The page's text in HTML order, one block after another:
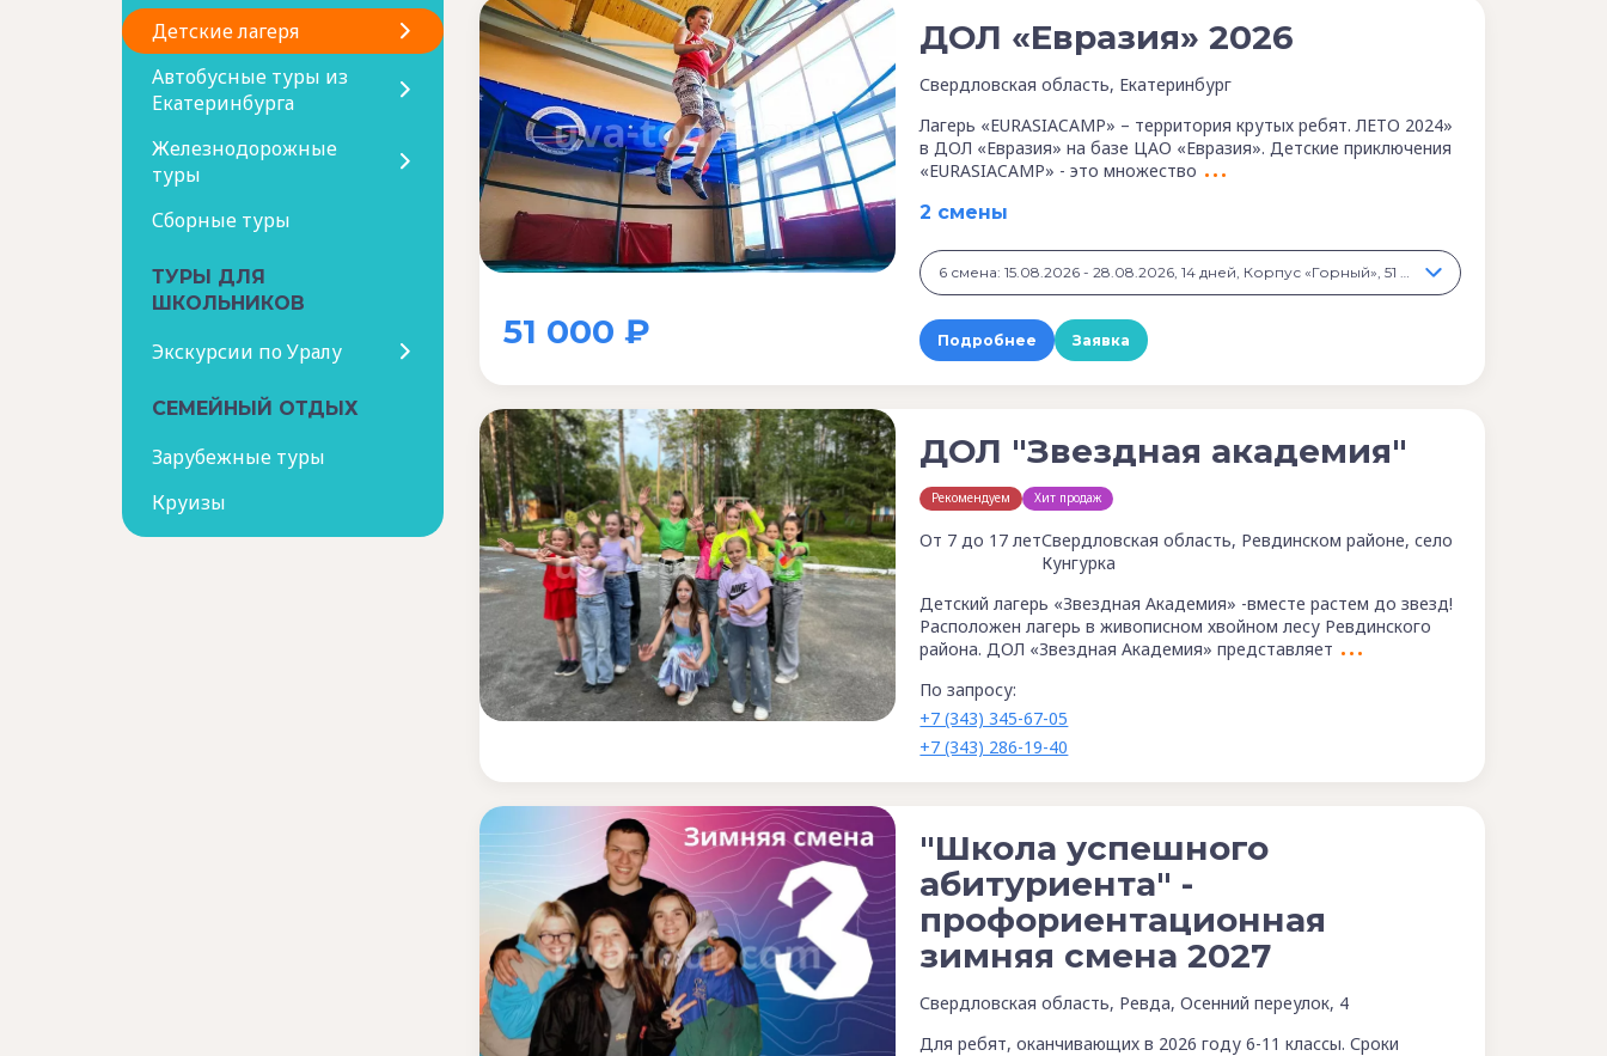
Детские лагеря
Автобусные туры из
Екатеринбурга
Железнодорожные
туры
Сборные туры
ТУРЫ ДЛЯ
ШКОЛЬНИКОВ
Экскурсии по Уралу
СЕМЕЙНЫЙ ОТДЫХ
Зарубежные туры
Круизы
51 000 ₽
ДОЛ «Евразия» 2026
Свердловская область, Екатеринбург
Лагерь «EURASIACAMP» – территория крутых ребят. ЛЕТО 2024»
в ДОЛ «Евразия» на базе ЦАО «Евразия». Детские приключения
«EURASIACAMP» - это множество
2 смены
6 смена: 15.08.2026 - 28.08.2026, 14 дней, Корпус «Горный», 51 000 ₽
Подробнее Заявка
ДОЛ "Звездная академия"
Рекомендуем Хит продаж
От 7 до 17 летСвердловская область, Ревдинском районе, село
Кунгурка
Детский лагерь «Звездная Академия» -вместе растем до звезд!
Расположен лагерь в живописном хвойном лесу Ревдинского
района. ДОЛ «Звездная Академия» представляет
По запросу:
+7 (343) 345-67-05
+7 (343) 286-19-40
"Школа успешного
абитуриента" -
профориентационная
зимняя смена 2027
Свердловская область, Ревда, Осенний переулок, 4
Для ребят, оканчивающих в 2026 году 6-11 классы. Сроки